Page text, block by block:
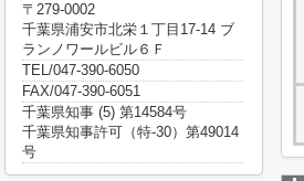
〒279-0002
千葉県浦安市北栄１丁目17-14 ブ
ランノワールビル６Ｆ
TEL/047-390-6050
FAX/047-390-6051
千葉県知事 (5) 第14584号
千葉県知事許可（特-30）第49014
号